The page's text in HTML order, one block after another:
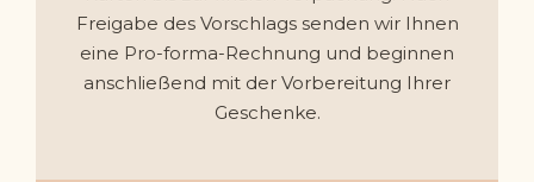
Freigabe des Vorschlags senden wir Ihnen
eine Pro-forma-Rechnung und beginnen
anschließend mit der Vorbereitung Ihrer
Geschenke.